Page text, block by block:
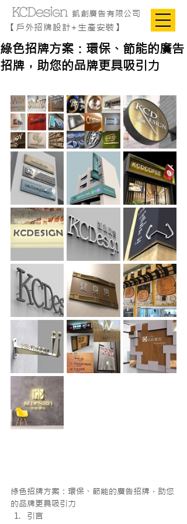
凱創廣告有限公司
【戶外招牌設計+生產安裝】
綠色招牌方案：環保、節能的廣告
招牌，助您的品牌更具吸引力
綠色招牌方案：環保、節能的廣告招牌，助您
的品牌更具吸引力
引言